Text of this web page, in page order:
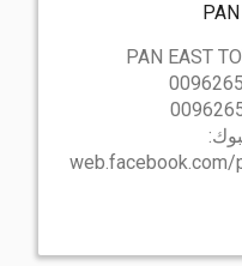
PAN EAST